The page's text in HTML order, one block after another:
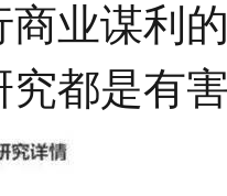
商业谋利
究都是有